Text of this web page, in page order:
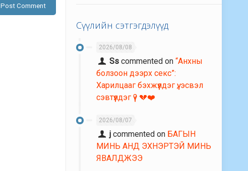
Сүүлийн сэтгэгдэлүүд
2026/08/08
Ss commented on“Анхны
болзоон дээрх секс”:
Харилцааг бэхжүүлдэг үү, эсвэл
сэвтүүлдэг үү? 💔❤️
2026/08/07
j commented on БАГЫН
МИНЬ АНД ЭХНЭРТЭЙ МИНЬ
ЯВАЛДЖЭЭ